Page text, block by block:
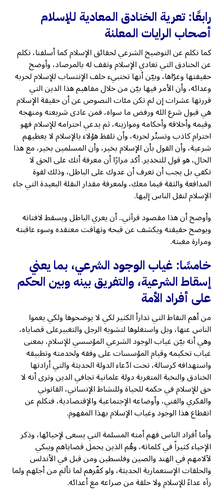
رابعًا: تعرية الخنادق المعادية للإسلام
أصحاب الرايات المعلنة
كما تكلم عن التوضيح الشرعي لحقائق الإسلام كما أسلفنا، تكلم
عن الخنادق التي تعادي الإسلام وتقف له بالمرصاد، وأوضح
حقيقتها وعرّاها، وبيّن أنها تختبيء خلف الإنتساب للإسلام لحربه
وعدائه، وأن الأمر فيها بيّن من خلال مفاهيم هذا الدين التي
قررتها عشرات إن لم تكن مئات النصوص عن أن حقيقة الإسلام
هي قبول شرع الله ورفض ما سواه، فمن عادى شريعته ومنهجه
وقيمه وأخلاقه وأحكامه وموازينه، ثم يدعي احترامه للإسلام فهو
احترام كاذب وتستُر لحربه، وأن تلفظ هؤلاء بالإسلام لا يعطيهم
شرعية، وأن القول بأن الإسلام بخير، وأن المسلمين بخير، مع هذا
الحال، هو قول للتخدير. أكد مرارًا أن معرفة أنك على الحق لا
تكفي بل يجب أن تعرف أن عدوك على الباطل، وذلك لقوة
المدافعة والثقة فيما معك، ولمعرفة مقدار النقلة البعيدة التي جاء
الإسلام لنقل الناس إليها.
وأوضح أن هذا مقصود قرآني.. أن يعري الباطل ويسقط لافتاته
ويوضح حقيقته ويكشف عن قبحه وتهافت معتقده وسوء عاقبته
ومرارة مغبته.
خامسًا: غياب الوجود الشرعي، بما يعني
إسقاط الشرعية، والتفريق بينه وبين الحكم
على أفراد الأمة
من أهم النقاط التي تدارأ الكثير لكي لا يوضحوها ولكي يعموا
الناس عنها، وبل واستغلوها لتشويه الرجل والتغبيرعلى قضاياه،
وهي أنه بيّن غياب الوجود الشرعي المؤسسي للإسلام، بمعنى
غياب تحكيمه وقيام المؤسسات على وفقه ولخدمته وتطبيقه
واستهدافه كرسالة، تحت ادّعاء الدولة الحديثة والتي أرادتها
الخنادق والنخبة المتغربة دولة علمانية تجافي الدين وترى أنه لا
حق للإسلام في حكمه للحياة وللنشاط الإنساني، القانوني
والفكري والفني، وأوضاعه الإجتماعية والإقتصادية، فتكلم عن
انقطاع هذا الوجود وغياب الإسلام بهذا المفهوم.
وأما أفراد الناس فهم أمته المسلمة التي يسعى لإحيائها، وذكر
الإحياء كثيراً في كلماته، وهُم الذين يحمل قضاياهم ويبكي
لآلامهم في الهند والصين وفلسطين ومن قبل في الأندلس
والحلقات الإستعمارية الحديثة، ولو كفّرهم لما تألم من أجلهم ولما
رآه عداءً للإسلام ولا حلقة من صراعه مع أعدائه.